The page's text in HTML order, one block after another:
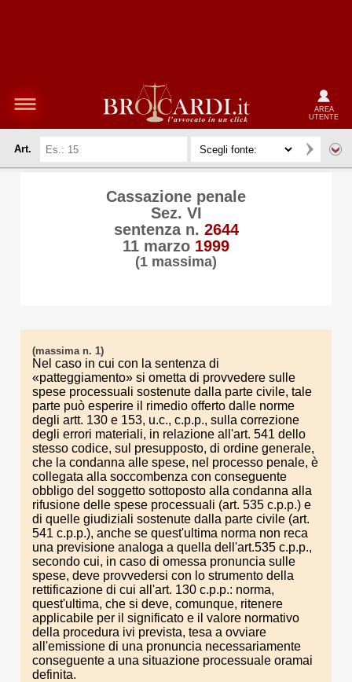
AREA
UTENTE
Art.
Cassazione penale
Sez. VI
sentenza n. 2644
11 marzo 1999
(1 massima)
(massima n. 1)
Nel caso in cui con la sentenza di
«patteggiamento» si ometta di provvedere sulle
spese processuali sostenute dalla parte civile, tale
parte può esperire il rimedio offerto dalle norme
degli artt. 130 e 153, u.c., c.p.p., sulla correzione
degli errori materiali, in relazione all'art. 541 dello
stesso codice, sul presupposto, di ordine generale,
che la condanna alle spese, nel processo penale, è
collegata alla soccombenza con conseguente
obbligo del soggetto sottoposto alla condanna alla
rifusione delle spese processuali (art. 535 c.p.p.) e
di quelle giudiziali sostenute dalla parte civile (art.
541 c.p.p.), anche se quest'ultima norma non reca
una previsione analoga a quella dell'art.535 c.p.p.,
secondo cui, in caso di omessa pronuncia sulle
spese, deve provvedersi con lo strumento della
rettificazione di cui all'art. 130 c.p.p.: norma,
quest'ultima, che si deve, comunque, ritenere
applicabile per il significato e il valore normativo
della procedura ivi prevista, tesa a ovviare
all'emissione di una pronuncia necessariamente
conseguente a una situazione processuale oramai
definita.